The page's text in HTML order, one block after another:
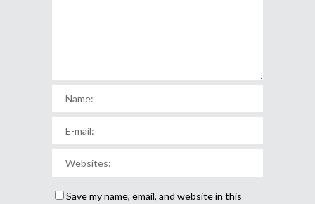
Save my name, email, and website in this